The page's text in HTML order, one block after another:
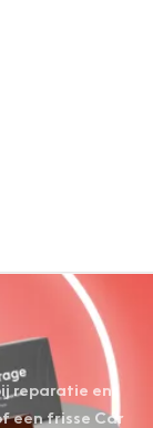
reparatie en
een frisse Car